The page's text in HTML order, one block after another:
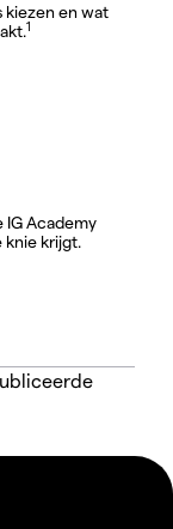
kiezen en wat
1
IG Academy
knie krijgt.